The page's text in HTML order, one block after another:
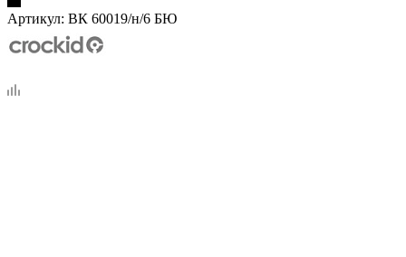
Артикул: ВК 60019/н/6 БЮ